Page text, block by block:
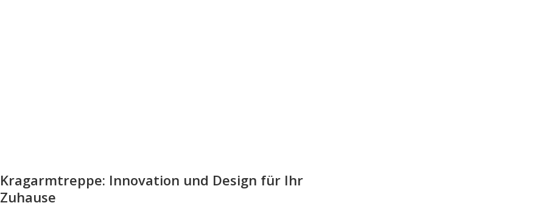
Kragarmtreppe: Innovation und Design für Ihr
Zuhause